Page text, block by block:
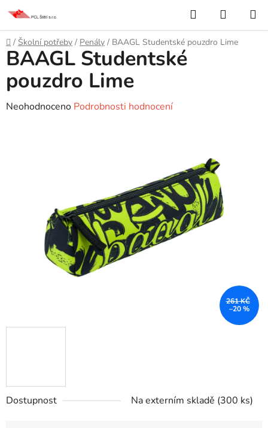
Přejít
obsah
Hledat
KOŠÍK
Domů
/ Školní potřeby / Penály / BAAGL Studentské pouzdro Lime
Dostupnost Na externím skladě (300 ks)
BAAGL Studentské
pouzdro Lime
Průměrné
hvězdiček.
Neohodnoceno Podrobnosti hodnocení
261 KČ
–20 %